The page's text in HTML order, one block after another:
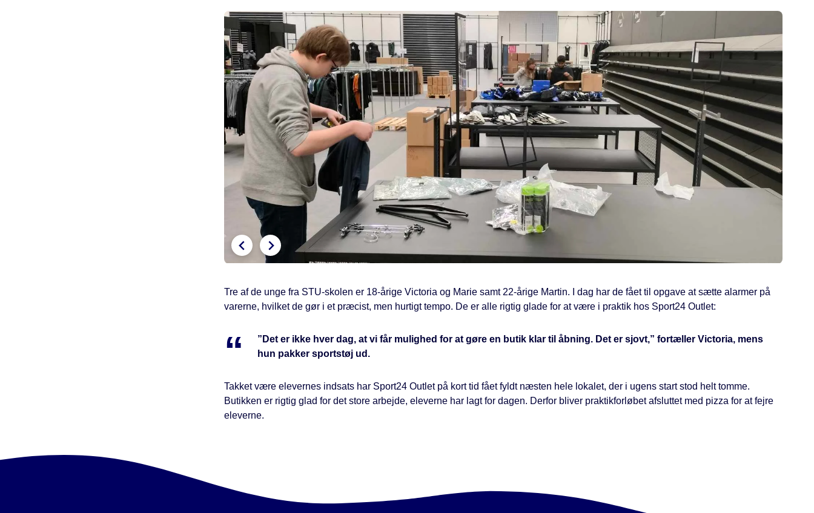
Tre af de unge fra STU-skolen er 18-årige Victoria og Marie samt 22-årige Martin. I dag har de fået til opgave at sætte alarmer på
varerne, hvilket de gør i et præcist, men hurtigt tempo. De er alle rigtig glade for at være i praktik hos Sport24 Outlet:
”Det er ikke hver dag, at vi får mulighed for at gøre en butik klar til åbning. Det er sjovt,” fortæller Victoria, mens
hun pakker sportstøj ud.
Takket være elevernes indsats har Sport24 Outlet på kort tid fået fyldt næsten hele lokalet, der i ugens start stod helt tomme.
Butikken er rigtig glad for det store arbejde, eleverne har lagt for dagen. Derfor bliver praktikforløbet afsluttet med pizza for at fejre
eleverne.